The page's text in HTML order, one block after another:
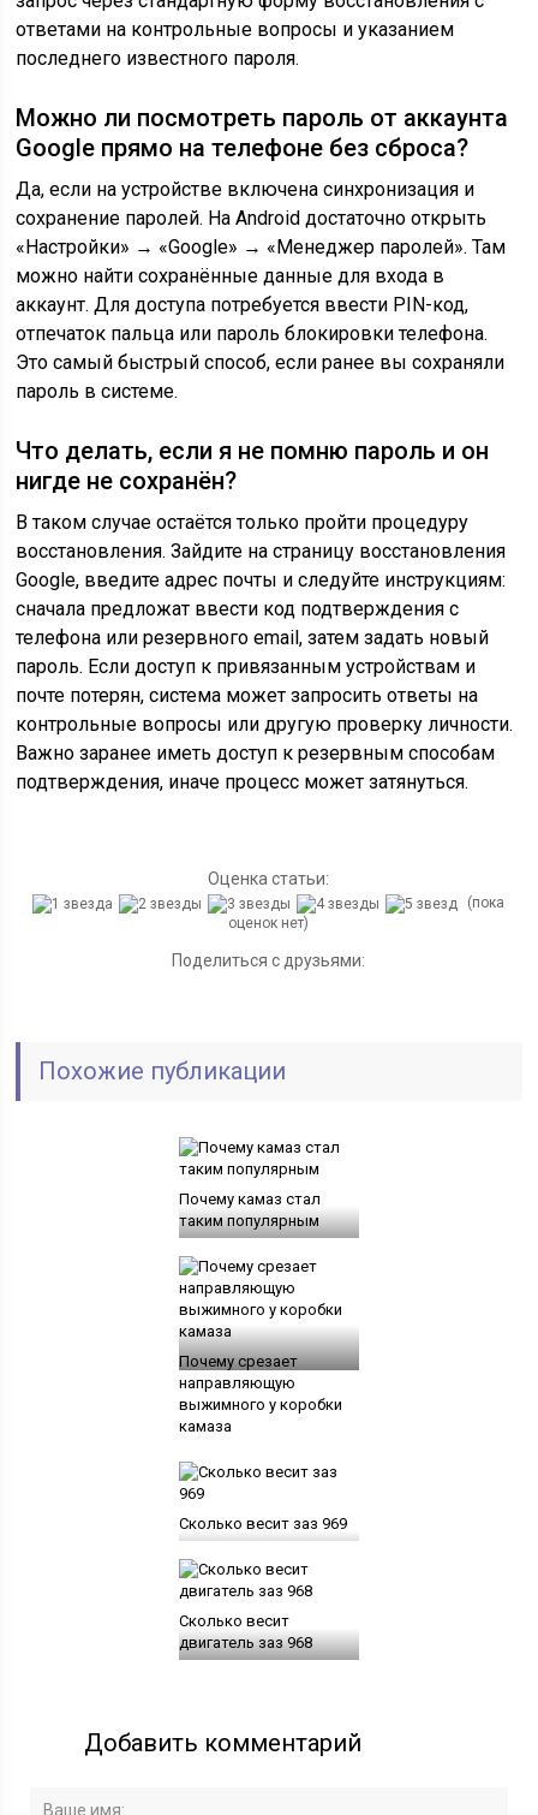
ответами на контрольные вопросы и указанием
последнего известного пароля.
Можно ли посмотреть пароль от аккаунта
Google прямо на телефоне без сброса?
Да, если на устройстве включена синхронизация и
сохранение паролей. На Android достаточно открыть
«Настройки» → «Google» → «Менеджер паролей». Там
можно найти сохранённые данные для входа в
аккаунт. Для доступа потребуется ввести PIN-код,
отпечаток пальца или пароль блокировки телефона.
Это самый быстрый способ, если ранее вы сохраняли
пароль в системе.
Что делать, если я не помню пароль и он
нигде не сохранён?
В таком случае остаётся только пройти процедуру
восстановления. Зайдите на страницу восстановления
Google, введите адрес почты и следуйте инструкциям:
сначала предложат ввести код подтверждения с
телефона или резервного email, затем задать новый
пароль. Если доступ к привязанным устройствам и
почте потерян, система может запросить ответы на
контрольные вопросы или другую проверку личности.
Важно заранее иметь доступ к резервным способам
подтверждения, иначе процесс может затянуться.
Оценка статьи:
(пока
оценок нет)
Поделиться с друзьями:
Похожие публикации
Почему камаз стал
таким популярным
Почему срезает
направляющую
выжимного у коробки
камаза
Сколько весит заз 969
Сколько весит
двигатель заз 968
Добавить комментарий